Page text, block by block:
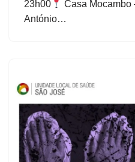
23h00
Casa Mocambo
António…